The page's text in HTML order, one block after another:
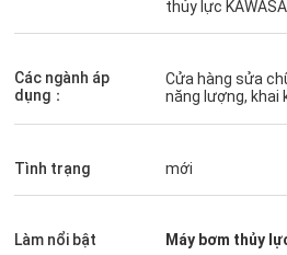
Sanёк Нижегородский
tra.
thủy lực
Các ngành áp
dụng：
Cửa hàng sửa
năng lượng, khai
Tình trạng mới
Làm nổi bật Máy bơm thủy